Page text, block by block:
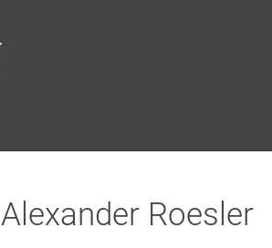
Alexander Roesler